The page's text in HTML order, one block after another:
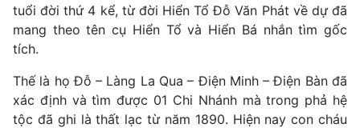
tuổi đời thứ 4 kể, từ đời Hiển Tổ Đỗ Văn Phát về dự đã
mang theo tên cụ Hiển Tổ và Hiển Bá nhắn tìm gốc
tích.
Thế là họ Đỗ – Làng La Qua – Điện Minh – Điện Bàn đã
xác định và tìm được 01 Chi Nhánh mà trong phả hệ
tộc đã ghi là thất lạc từ năm 1890. Hiện nay con cháu